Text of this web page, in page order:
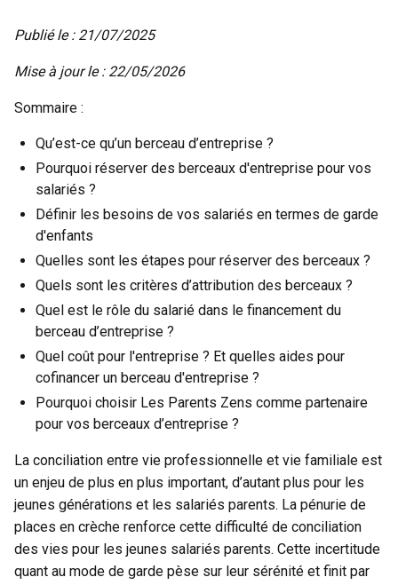
Publié le : 21/07/2025
Mise à jour le : 22/05/2026
Sommaire :
Qu’est-ce qu’un berceau d’entreprise ?
Pourquoi réserver des berceaux d'entreprise pour vos
salariés ?
Définir les besoins de vos salariés en termes de garde
d'enfants
Quelles sont les étapes pour réserver des berceaux ?
Quels sont les critères d’attribution des berceaux ?
Quel est le rôle du salarié dans le financement du
berceau d’entreprise ?
Quel coût pour l'entreprise ? Et quelles aides pour
cofinancer un berceau d'entreprise ?
Pourquoi choisir Les Parents Zens comme partenaire
pour vos berceaux d’entreprise ?
La conciliation entre vie professionnelle et vie familiale est
un enjeu de plus en plus important, d’autant plus pour les
jeunes générations et les salariés parents. La pénurie de
places en crèche renforce cette difficulté de conciliation
des vies pour les jeunes salariés parents. Cette incertitude
quant au mode de garde pèse sur leur sérénité et finit par